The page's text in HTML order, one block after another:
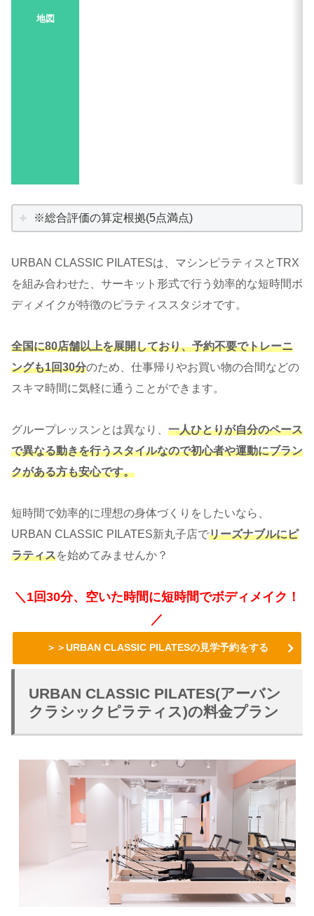
地図
※総合評価の算定根拠(5点満点)
URBAN CLASSIC PILATESは、マシンピラティスとTRX
を組み合わせた、サーキット形式で行う効率的な短時間ボ
ディメイクが特徴のピラティススタジオです。
全国に80店舗以上を展開しており、予約不要でトレーニ
ングも1回30分のため、仕事帰りやお買い物の合間などの
スキマ時間に気軽に通うことができます。
グループレッスンとは異なり、 一人ひとりが自分のペース
で異なる動きを行うスタイルなので初心者や運動にブラン
クがある方も安心です。
短時間で効率的に理想の身体づくりをしたいなら、
URBAN CLASSIC PILATES新丸子店でリーズナブルにピ
ラティスを始めてみませんか？
＼1回30分、空いた時間に短時間でボディメイク！
／
＞＞URBAN CLASSIC PILATESの見学予約をする
URBAN CLASSIC PILATES(アーバン
クラシックピラティス)の料金プラン